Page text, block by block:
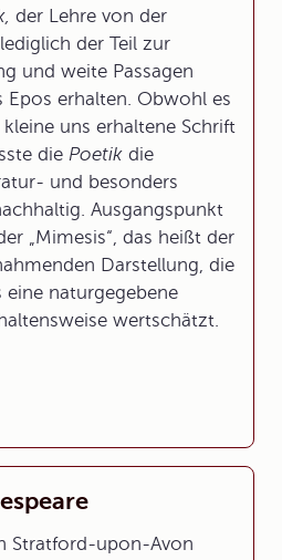
der Lehre von der
der Teil zur
und weite Passagen
Epos erhalten. Obwohl es
uns erhaltene Schrift
die Poetik die
und besonders
Ausgangspunkt
„Mimesis“, das heißt der
Darstellung, die
eine naturgegebene
wertschätzt.
Stratford-upon-Avon